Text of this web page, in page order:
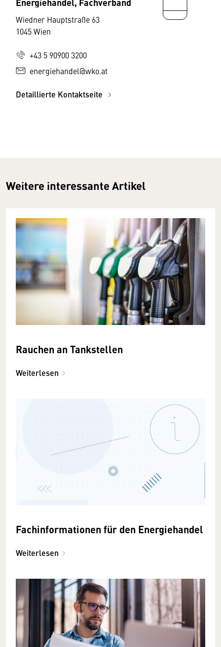
Wiedner Hauptstraße 63
1045 Wien
+43 5 90900 3200
energiehandel@wko.at
Detaillierte Kontaktseite
Weitere interessante Artikel
Rauchen an Tankstellen
Weiterlesen
Fachinformationen für den Energiehandel
Weiterlesen